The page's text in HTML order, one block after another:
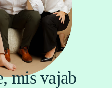
mis vajab